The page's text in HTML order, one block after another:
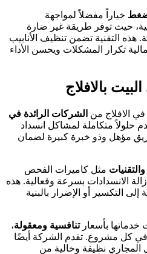
خياراً مفضلاً لمواجهة
حيث توفر طريقة غير ضارة
هذه التقنية تضمن تنظيف الأنابيب
تكرار المشكلات ويحسن الأداء
بالافلاج
الافلاج من الشركات الرائدة في
حلولاً متكاملة لمشاكل انسداد
مؤهل وذو خبرة كبيرة لضمان
مثل كاميرات الفحص
الانسدادات بسرعة وفعالية. هذه
إلى التكسير أو الإضرار بالبنية
بأسعارتنافسية ومعقولة،
في كل مشروع. تقدم الشركة أيضًا
نظيفة وخالية من